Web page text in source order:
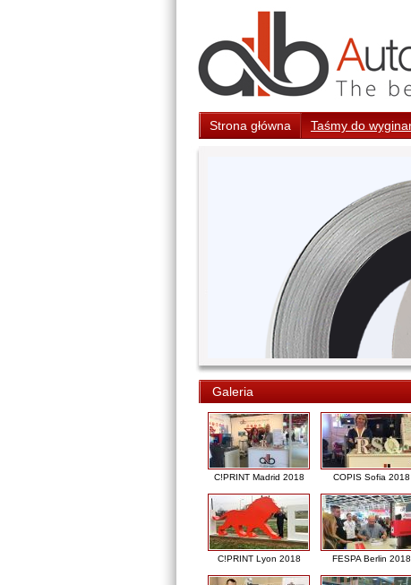
Strona główna Taśmy do
Galeria
C!PRINT Madrid 2018 COPIS Sofia 2018
C!PRINT Lyon 2018 FESPA Berlin 2018